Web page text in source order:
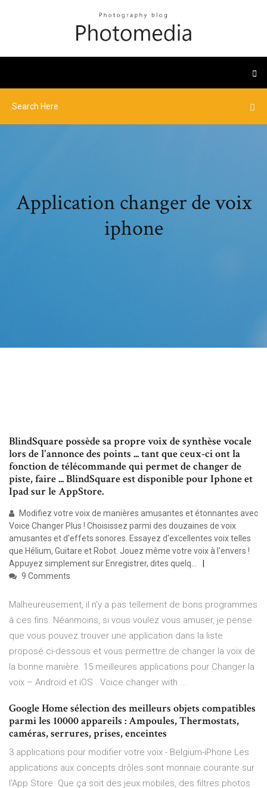
Application changer de voix
iphone
BlindSquare possède sa propre voix de synthèse vocale
lors de l'annonce des points ... tant que ceux-ci ont la
fonction de télécommande qui permet de changer de
piste, faire ... BlindSquare est disponible pour Iphone et
Ipad sur le AppStore.
‎Modifiez votre voix de manières amusantes et étonnantes avec
Voice Changer Plus ! Choisissez parmi des douzaines de voix
amusantes et d'effets sonores. Essayez d'excellentes voix telles
que Hélium, Guitare et Robot. Jouez même votre voix à l'envers !
Appuyez simplement sur Enregistrer, dites quelq…
9 Comments
Malheureusement, il n’y a pas tellement de bons programmes
à ces fins. Néanmoins, si vous voulez vous amuser, je pense
que vous pouvez trouver une application dans la liste
proposé ci-dessous et vous permettre de changer la voix de
la bonne manière. 15 meilleures applications pour Changer la
voix – Android et iOS . Voice changer with ...
Google Home sélection des meilleurs objets compatibles
parmi les 10000 appareils : Ampoules, Thermostats,
caméras, serrures, prises, enceintes
3 applications pour modifier votre voix - Belgium-iPhone Les
applications aux concepts drôles sont monnaie courante sur
l’App Store. Que ça soit des jeux mobiles, des filtres photos